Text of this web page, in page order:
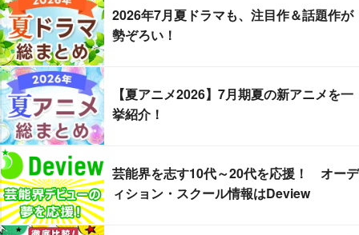
2026年7月夏ドラマも、注目作＆話題作が
勢ぞろい！
【夏アニメ2026】7月期夏の新アニメを一
挙紹介！
芸能界を志す10代～20代を応援！ オーデ
ィション・スクール情報はDeview